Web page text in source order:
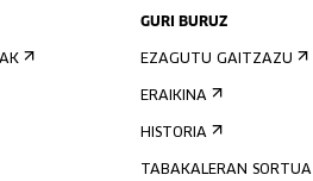
GURI BURUZ
EZAGUTU GAITZAZU
ERAIKINA
HISTORIA
TABAKALERAN SORTUA